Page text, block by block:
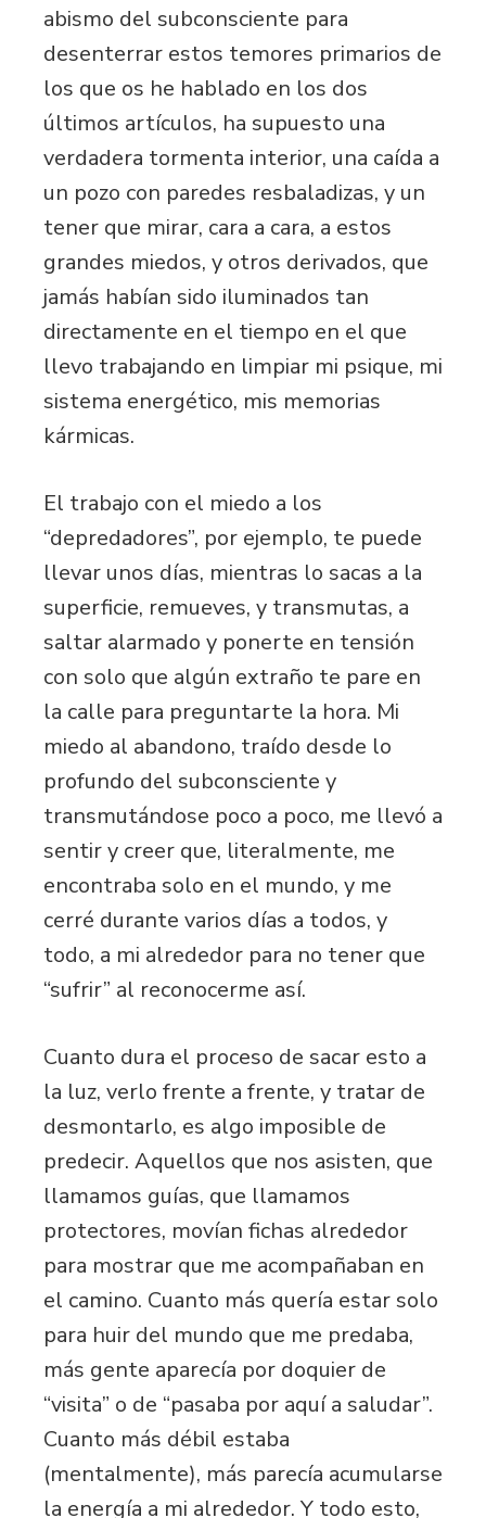
abismo del subconsciente para
desenterrar estos temores primarios de
los que os he hablado en los dos
últimos artículos, ha supuesto una
verdadera tormenta interior, una caída a
un pozo con paredes resbaladizas, y un
tener que mirar, cara a cara, a estos
grandes miedos, y otros derivados, que
jamás habían sido iluminados tan
directamente en el tiempo en el que
llevo trabajando en limpiar mi psique, mi
sistema energético, mis memorias
kármicas.
El trabajo con el miedo a los
“depredadores”, por ejemplo, te puede
llevar unos días, mientras lo sacas a la
superficie, remueves, y transmutas, a
saltar alarmado y ponerte en tensión
con solo que algún extraño te pare en
la calle para preguntarte la hora. Mi
miedo al abandono, traído desde lo
profundo del subconsciente y
transmutándose poco a poco, me llevó a
sentir y creer que, literalmente, me
encontraba solo en el mundo, y me
cerré durante varios días a todos, y
todo, a mi alrededor para no tener que
“sufrir” al reconocerme así.
Cuanto dura el proceso de sacar esto a
la luz, verlo frente a frente, y tratar de
desmontarlo, es algo imposible de
predecir. Aquellos que nos asisten, que
llamamos guías, que llamamos
protectores, movían fichas alrededor
para mostrar que me acompañaban en
el camino. Cuanto más quería estar solo
para huir del mundo que me predaba,
más gente aparecía por doquier de
“visita” o de “pasaba por aquí a saludar”.
Cuanto más débil estaba
(mentalmente), más parecía acumularse
la energía a mi alrededor. Y todo esto,